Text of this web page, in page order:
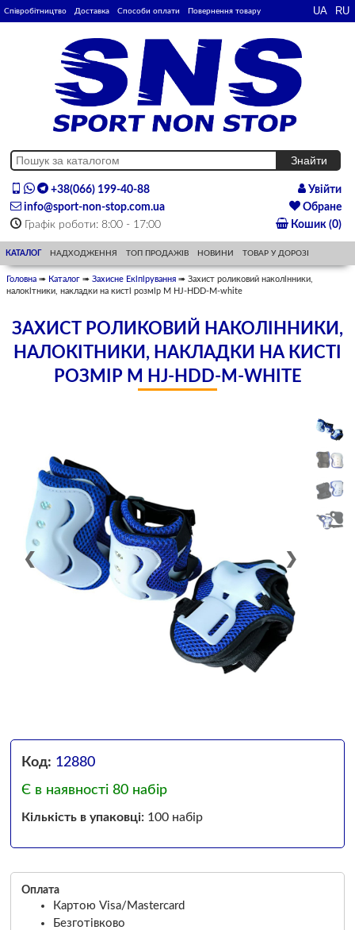
Співробітництво Доставка Способи оплати Повернення товару
+38(066) 199-40-88
info@sport-non-stop.com.ua
Графік роботи: 8:00 - 17:00
Увійти
Обране
Кошик (0)
КАТАЛОГ НАДХОДЖЕННЯ ТОП ПРОДАЖІВ НОВИНИ ТОВАР У ДОРОЗІ
Головна ➠ Каталог ➠ Захисне Екіпірування ➠ Захист роликовий наколінники,
налокітники, накладки на кисті розмір M HJ-HDD-М-white
ЗАХИСТ РОЛИКОВИЙ НАКОЛІННИКИ,
НАЛОКІТНИКИ, НАКЛАДКИ НА КИСТІ
РОЗМІР M HJ-HDD-М-WHITE
❮ ❯
Код: 12880
Є в наявності 80 набір
Кількість в упаковці:100 набір
Оплата
Картою Visa/Mastercard
Безготівково